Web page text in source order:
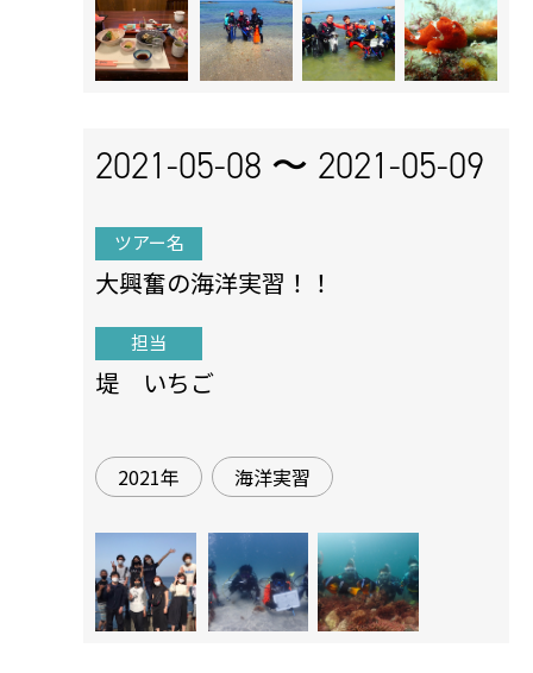
2021-05-08 〜 2021-05-09
ツアー名
大興奮の海洋実習！！
担当
堤 いちご
2021年 海洋実習